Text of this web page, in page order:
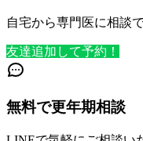
自宅から専門医に相談
友達追加して予約！
無料で更年期相談